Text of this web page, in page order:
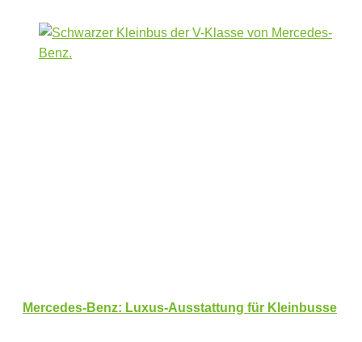
Mercedes-Benz: Luxus-Ausstattung für Kleinbusse